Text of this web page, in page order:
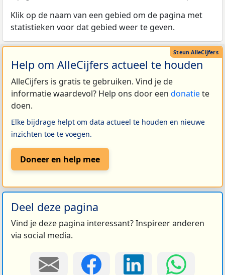
Klik op de naam van een gebied om de pagina met
statistieken voor dat gebied weer te geven.
Help om AlleCijfers actueel te houden
AlleCijfers is gratis te gebruiken. Vind je de
informatie waardevol? Help ons door een donatiete
doen.
Elke bijdrage helpt om data actueel te houden en nieuwe
inzichten toe te voegen.
Doneer en help mee
Deel deze pagina
Vind je deze pagina interessant? Inspireer anderen
via social media.